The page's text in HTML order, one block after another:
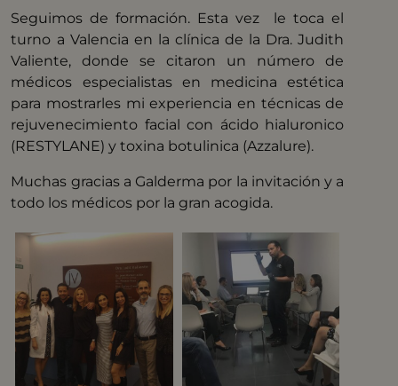
Seguimos de formación. Esta vez le toca el
turno a Valencia en la clínica de la Dra. Judith
Valiente, donde se citaron un número de
médicos especialistas en medicina estética
para mostrarles mi experiencia en técnicas de
rejuvenecimiento facial con ácido hialuronico
(RESTYLANE) y toxina botulinica (Azzalure).
Muchas gracias a Galderma por la invitación y a
todo los médicos por la gran acogida.